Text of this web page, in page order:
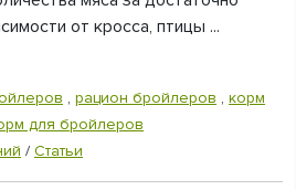
от кросса, птицы ...
, рацион бройлеров , корм
для бройлеров
/ Статьи